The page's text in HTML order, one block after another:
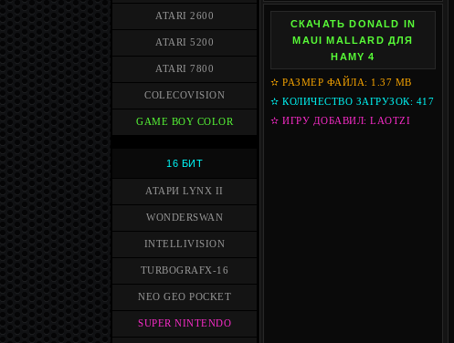
ATARI 2600
ATARI 5200
ATARI 7800
COLECOVISION
GAME BOY COLOR
16 БИТ
АТАРИ LYNX II
WONDERSWAN
INTELLIVISION
TURBOGRAFX-16
NEO GEO POCKET
SUPER NINTENDO
СКАЧАТЬ DONALD IN
MAUI MALLARD ДЛЯ
HAMY 4
✫ РАЗМЕР ФАЙЛА: 1.37 MB
✫ КОЛИЧЕСТВО ЗАГРУЗОК: 417
✫ ИГРУ ДОБАВИЛ: LAOTZI